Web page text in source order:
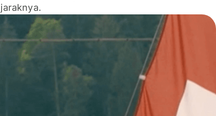
jaraknya.